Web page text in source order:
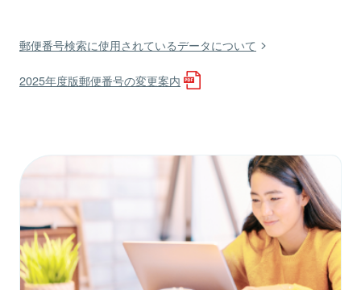
郵便番号検索に使用されているデータについて
2025年度版郵便番号の変更案内